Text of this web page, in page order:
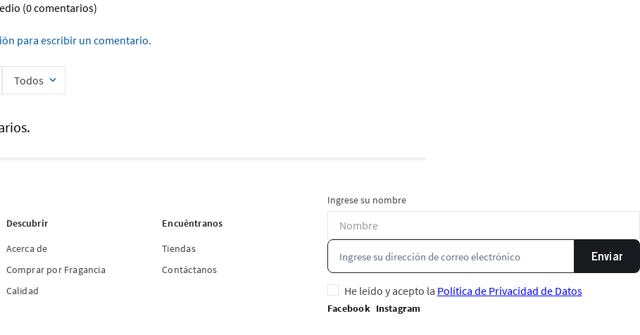
(0 comentarios)
para escribir un comentario.
Todos
Descubrir
Acerca de
Comprar por Fragancia
Calidad
Encuéntranos
Tiendas
Contáctanos
Ingrese su nombre
Enviar
He leído y acepto la Política de Privacidad de Datos